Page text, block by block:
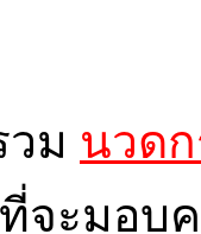
วม นวด
ที่จะมอ